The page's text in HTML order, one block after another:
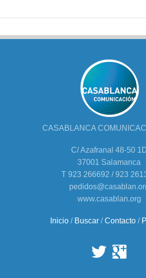
CASABLANCA
C/ Azafranal 48-50
37001 Salamanca
T 923 266692 / 923
www.casablan.org
Inicio/ Buscar/Contacto/